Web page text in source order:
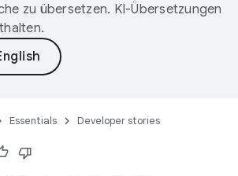
zu übersetzen. KI-Übersetzungen
Essentials Developer stories